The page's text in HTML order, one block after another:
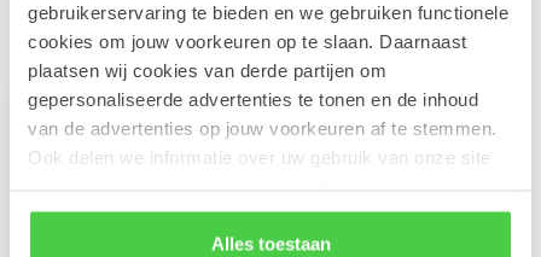
gebruikerservaring te bieden en we gebruiken functionele
cookies om jouw voorkeuren op te slaan. Daarnaast
plaatsen wij cookies van derde partijen om
gepersonaliseerde advertenties te tonen en de inhoud
van de advertenties op jouw voorkeuren af te stemmen.
Ook delen we informatie over uw gebruik van onze site
rekening mee dat als je bepaalde cookies blokkeert, het
de correcte werking van de website kan verstoren.
Alles toestaan
Recent bekeken